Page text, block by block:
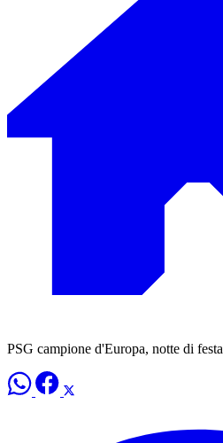
PSG campione d'Europa, notte di